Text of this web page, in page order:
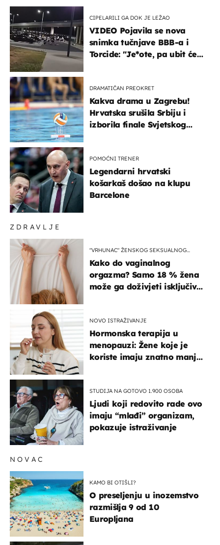
ZDRAVLJE
"VRHUNAC" ŽENSKOG SEKSUALNOG
Kako do vaginalnog
orgazma? Samo 18 % žena
može ga doživjeti isključivo
NOVO ISTRAŽIVANJE
Hormonska terapija u
menopauzi: Žene koje je
koriste imaju znatno manji
STUDIJA NA GOTOVO 1.900 OSOBA
Ljudi koji redovito rade ovo
imaju “mlađi” organizam,
pokazuje istraživanje
CIPELARILI GA DOK JE LEŽAO
VIDEO Pojavila se nova
snimka tučnjave BBB-a i
Torcide: "Je*ote, pa ubit će
DRAMATIČAN PREOKRET
Kakva drama u Zagrebu!
Hrvatska srušila Srbiju i
izborila finale Svjetskog
POMOĆNI TRENER
Legendarni hrvatski
košarkaš došao na klupu
Barcelone
NOVAC
KAMO BI OTIŠLI?
O preseljenju u inozemstvo
razmišlja 9 od 10
Europljana